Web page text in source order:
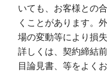
いても、お客様との
くことがあります。
場の変動等により損
詳しくは、契約締結
目論見書、等をよく